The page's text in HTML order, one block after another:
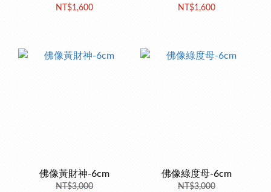
NT$1,600
NT$1,600
佛像黃財神-6cm
NT$3,000
佛像綠度母-6cm
NT$3,000